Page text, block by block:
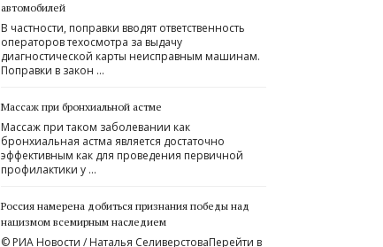
автомобилей
В частности, поправки вводят ответственность
операторов техосмотра за выдачу
диагностической карты неисправным машинам.
Поправки в закон …
Массаж при бронхиальной астме
Массаж при таком заболевании как
бронхиальная астма является достаточно
эффективным как для проведения первичной
профилактики у …
Россия намерена добиться признания победы над
нацизмом всемирным наследием
© РИА Новости / Наталья СеливерстоваПерейти в